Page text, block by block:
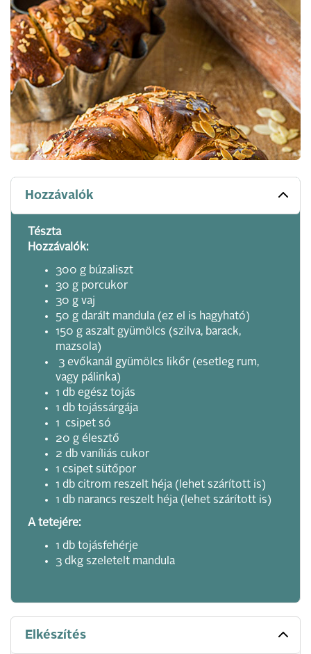
Hozzávalók
Tészta
Hozzávalók:
300 g búzaliszt
30 g porcukor
30 g vaj
50 g darált mandula (ez el is hagyható)
150 g aszalt gyümölcs (szilva, barack,
mazsola)
3 evőkanál gyümölcs likőr (esetleg rum,
vagy pálinka)
1 db egész tojás
1 db tojássárgája
1 csipet só
20 g élesztő
2 db vaníliás cukor
1 csipet sütőpor
1 db citrom reszelt héja (lehet szárított is)
1 db narancs reszelt héja (lehet szárított is)
A tetejére:
1 db tojásfehérje
3 dkg szeletelt mandula
Elkészítés